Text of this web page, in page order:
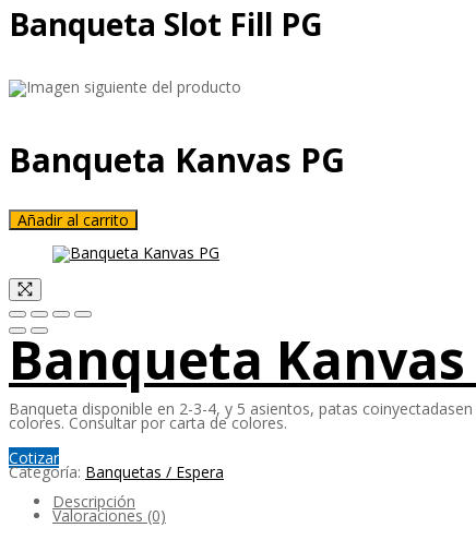
Banqueta Slot Fill PG
Banqueta Kanvas PG
Añadir al carrito
Banqueta Kanvas
Banqueta disponible en 2-3-4, y 5 asientos, patas
colores. Consultar por carta de colores.
Cotizar
Categoría: Banquetas / Espera
Descripción
Valoraciones (0)